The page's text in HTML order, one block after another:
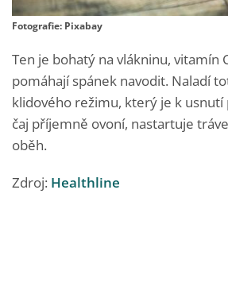
Fotografie: Pixabay
Ten je bohatý na vlákninu, vitamín
pomáhají spánek navodit. Naladí
klidového režimu, který je k usnutí
čaj příjemně ovoní, nastartuje
oběh.
Zdroj: Healthline